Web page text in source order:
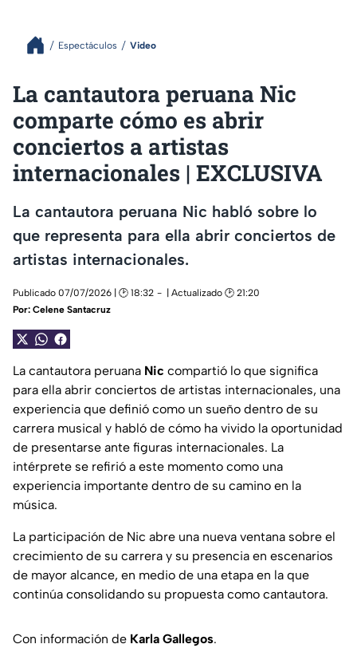
Espectáculos Video
La cantautora peruana Nic
comparte cómo es abrir
conciertos a artistas
internacionales | EXCLUSIVA
La cantautora peruana Nic habló sobre lo
que representa para ella abrir conciertos de
artistas internacionales.
Publicado 07/07/2026 | 🕑 18:32
| Actualizado 🕑 21:20
Por: Celene Santacruz
La cantautora peruana Nic compartió lo que significa
para ella abrir conciertos de artistas internacionales, una
experiencia que definió como un sueño dentro de su
carrera musical y habló de cómo ha vivido la oportunidad
de presentarse ante figuras internacionales. La
intérprete se refirió a este momento como una
experiencia importante dentro de su camino en la
música.
La participación de Nic abre una nueva ventana sobre el
crecimiento de su carrera y su presencia en escenarios
de mayor alcance, en medio de una etapa en la que
continúa consolidando su propuesta como cantautora.
Con información de Karla Gallegos.